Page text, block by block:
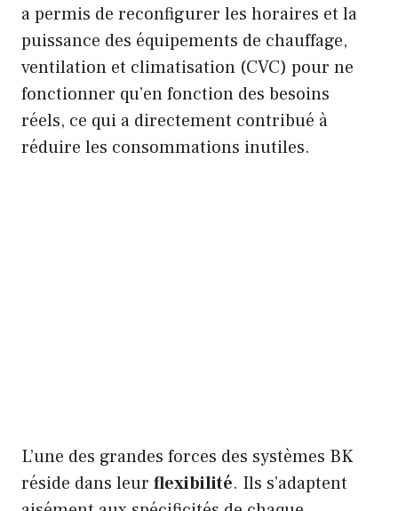
a permis de reconfigurer les horaires et la
puissance des équipements de chauffage,
ventilation et climatisation (CVC) pour ne
fonctionner qu’en fonction des besoins
réels, ce qui a directement contribué à
réduire les consommations inutiles.
L’une des grandes forces des systèmes BK
réside dans leur flexibilité. Ils s’adaptent